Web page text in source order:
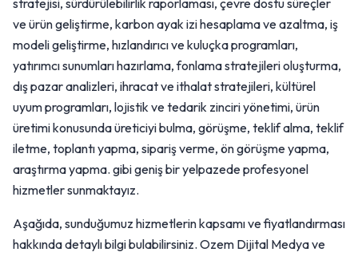
stratejisi, sürdürülebilirlik raporlaması, çevre dostu süreçler
ve ürün geliştirme, karbon ayak izi hesaplama ve azaltma, iş
modeli geliştirme, hızlandırıcı ve kuluçka programları,
yatırımcı sunumları hazırlama, fonlama stratejileri oluşturma,
dış pazar analizleri, ihracat ve ithalat stratejileri, kültürel
uyum programları, lojistik ve tedarik zinciri yönetimi, ürün
üretimi konusunda üreticiyi bulma, görüşme, teklif alma, teklif
iletme, toplantı yapma, sipariş verme, ön görüşme yapma,
araştırma yapma. gibi geniş bir yelpazede profesyonel
hizmetler sunmaktayız.
Aşağıda, sunduğumuz hizmetlerin kapsamı ve fiyatlandırması
hakkında detaylı bilgi bulabilirsiniz. Ozem Dijital Medya ve